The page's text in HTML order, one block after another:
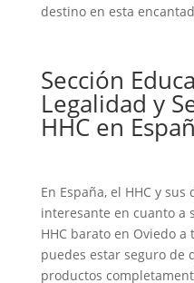
destino en esta
Sección
Legalidad y
HHC en
En España, el HHC y
interesante en cuanto a
HHC barato en Oviedo
puedes estar seguro de
productos